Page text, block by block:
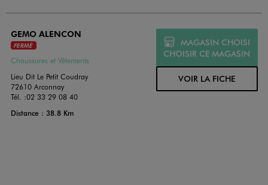
GEMO ALENCON
FERMÉ
Chaussures et Vêtements
Lieu Dit Le Petit Coudray
72610 Arconnay
Tél. :02 33 29 08 40
Distance : 38.8 Km
MAGASIN CHOISI
CHOISIR CE MAGASIN
VOIR LA FICHE